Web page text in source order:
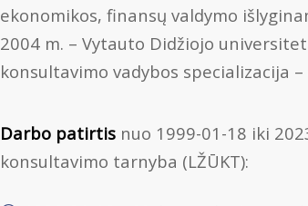
ekonomikos, finansų valdymo
2004 m. – Vytauto Didžiojo
konsultavimo vadybos specializacija
Darbo patirtis nuo 1999-01-18 iki
konsultavimo tarnyba (LŽŪKT):